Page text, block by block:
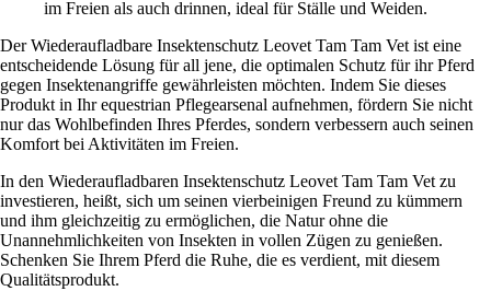
im Freien als auch drinnen, ideal für Ställe und Weiden.
Der Wiederaufladbare Insektenschutz Leovet Tam Tam Vet ist eine
entscheidende Lösung für all jene, die optimalen Schutz für ihr Pferd
gegen Insektenangriffe gewährleisten möchten. Indem Sie dieses
Produkt in Ihr equestrian Pflegearsenal aufnehmen, fördern Sie nicht
nur das Wohlbefinden Ihres Pferdes, sondern verbessern auch seinen
Komfort bei Aktivitäten im Freien.
In den Wiederaufladbaren Insektenschutz Leovet Tam Tam Vet zu
investieren, heißt, sich um seinen vierbeinigen Freund zu kümmern
und ihm gleichzeitig zu ermöglichen, die Natur ohne die
Unannehmlichkeiten von Insekten in vollen Zügen zu genießen.
Schenken Sie Ihrem Pferd die Ruhe, die es verdient, mit diesem
Qualitätsprodukt.